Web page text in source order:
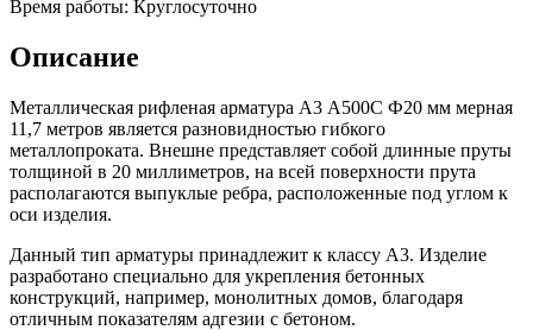
(пруток)
Лента
медная
Лист
медный
Труба
Круг
бронзовый
(пруток)
Олово,
стальные
резьбовые
чугунные
Хомуты
Труба ВГП
БУ металл
БУ трубы
Хомуты
Время работы: Круглосуточно
Описание
Металлическая рифленая арматура А3 А500С Ф20 мм мерная
11,7 метров является разновидностью гибкого
металлопроката. Внешне представляет собой длинные пруты
толщиной в 20 миллиметров, на всей поверхности прута
располагаются выпуклые ребра, расположенные под углом к
оси изделия.
Данный тип арматуры принадлежит к классу А3. Изделие
разработано специально для укрепления бетонных
конструкций, например, монолитных домов, благодаря
отличным показателям адгезии с бетоном.